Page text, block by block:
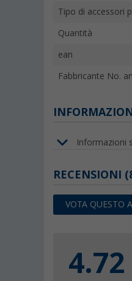
Tipo di accessori
Quantità
ean
Fabbricante No.
Informazioni
RECENSIONI
VOTA QUESTO